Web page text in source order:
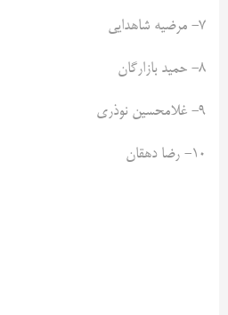
۷- مرضیه شاهدایی
۸- حمید بازارگان
۹- غلامحسین نوذری
۱۰- رضا دهقان